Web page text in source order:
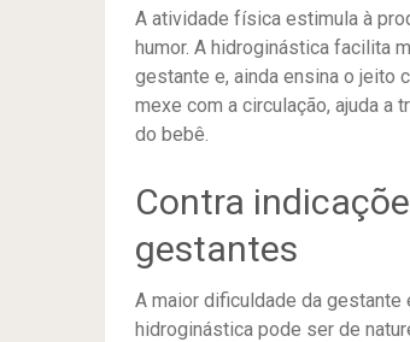
A atividade física estimula à
humor. A hidroginástica facilita
gestante e, ainda ensina o jeito
mexe com a circulação, ajuda a
do bebê.
Contra
gestantes
A maior dificuldade da
hidroginástica pode ser de